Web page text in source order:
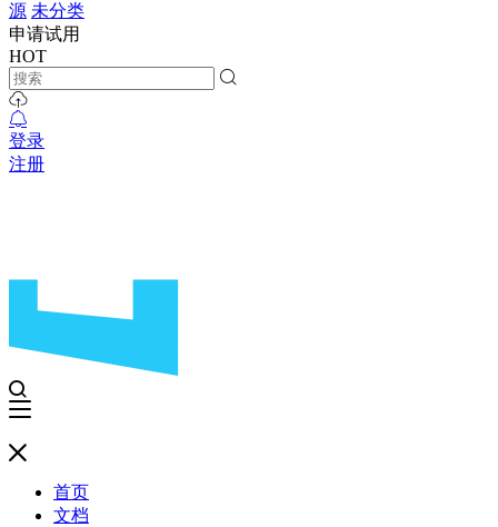
源 未分类
申请试用
HOT
登录
注册
首页
文档